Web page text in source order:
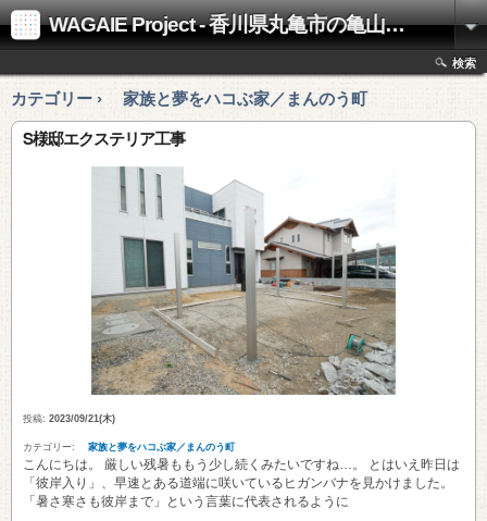
WAGAIE Project - 香川県丸亀市の亀山工務店
検索
カテゴリー › 家族と夢をハコぶ家／まんのう町
S様邸エクステリア工事
投稿: 2023/09/21(木)
カテゴリー: 家族と夢をハコぶ家／まんのう町
こんにちは。 厳しい残暑ももう少し続くみたいですね…。 とはいえ昨日は
「彼岸入り」、早速とある道端に咲いているヒガンバナを見かけました。
「暑さ寒さも彼岸まで」という言葉に代表されるように